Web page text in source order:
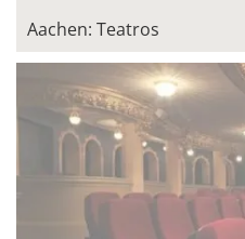
Aachen: Teatros